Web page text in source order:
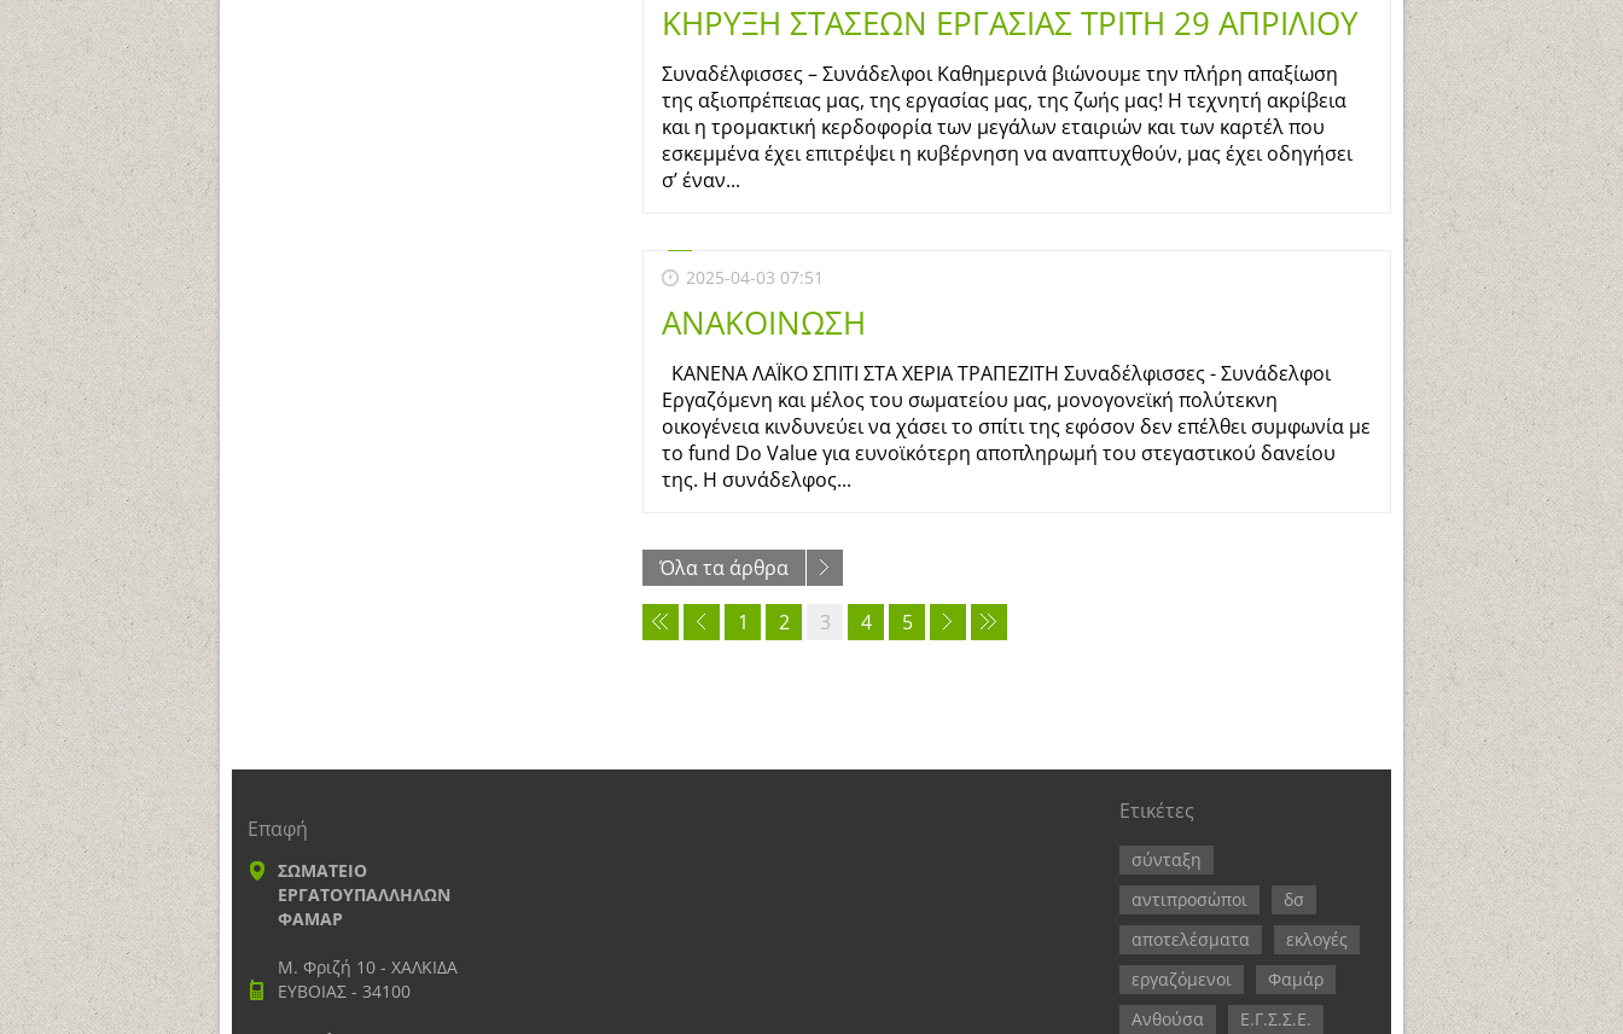
ΚΗΡΥΞΗ ΣΤΑΣΕΩΝ ΕΡΓΑΣΙΑΣ ΤΡΙΤΗ 29 ΑΠΡΙΛΙΟΥ
Συναδέλφισσες – Συνάδελφοι Καθημερινά βιώνουμε την πλήρη απαξίωση
της αξιοπρέπειας μας, της εργασίας μας, της ζωής μας! Η τεχνητή ακρίβεια
και η τρομακτική κερδοφορία των μεγάλων εταιριών και των καρτέλ που
εσκεμμένα έχει επιτρέψει η κυβέρνηση να αναπτυχθούν, μας έχει οδηγήσει
σ’ έναν...
2025-04-03 07:51
ΑΝΑΚΟΙΝΩΣΗ
ΚΑΝΕΝΑ ΛΑΪΚΟ ΣΠΙΤΙ ΣΤΑ ΧΕΡΙΑ ΤΡΑΠΕΖΙΤΗ Συναδέλφισσες - Συνάδελφοι
Εργαζόμενη και μέλος του σωματείου μας, μονογονεϊκή πολύτεκνη
οικογένεια κινδυνεύει να χάσει το σπίτι της εφόσον δεν επέλθει συμφωνία με
το fund Do Value για ευνοϊκότερη αποπληρωμή του στεγαστικού δανείου
της. Η συνάδελφος...
Όλα τα άρθρα
1 2 3 4 5
Επαφή
ΣΩΜΑΤΕΙΟ
ΕΡΓΑΤΟΥΠΑΛΛΗΛΩΝ
ΦΑΜΑΡ
Μ. Φριζή 10 - ΧΑΛΚΙΔΑ
ΕΥΒΟΙΑΣ - 34100
Ετικέτες
σύνταξη
αντιπροσώποι
δσ
αποτελέσματα
εκλογές
εργαζόμενοι
Φαμάρ
Ανθούσα
Ε.Γ.Σ.Σ.Ε.